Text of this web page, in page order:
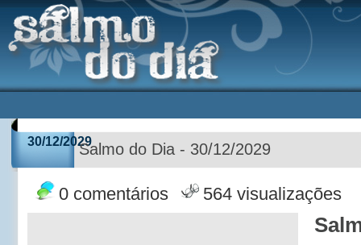
30/12/2029Salmo do Dia - 30/12/2029
0 comentários 564 visualizações